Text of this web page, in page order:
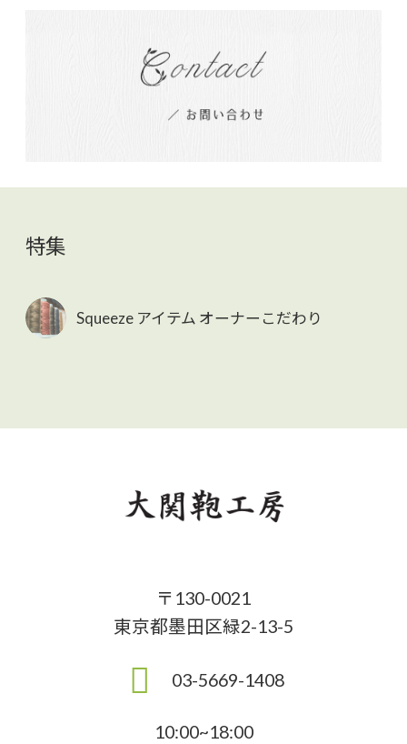
特集
Squeeze アイテム オーナーこだわり
〒130-0021
東京都墨田区緑2-13-5
03-5669-1408
10:00~18:00